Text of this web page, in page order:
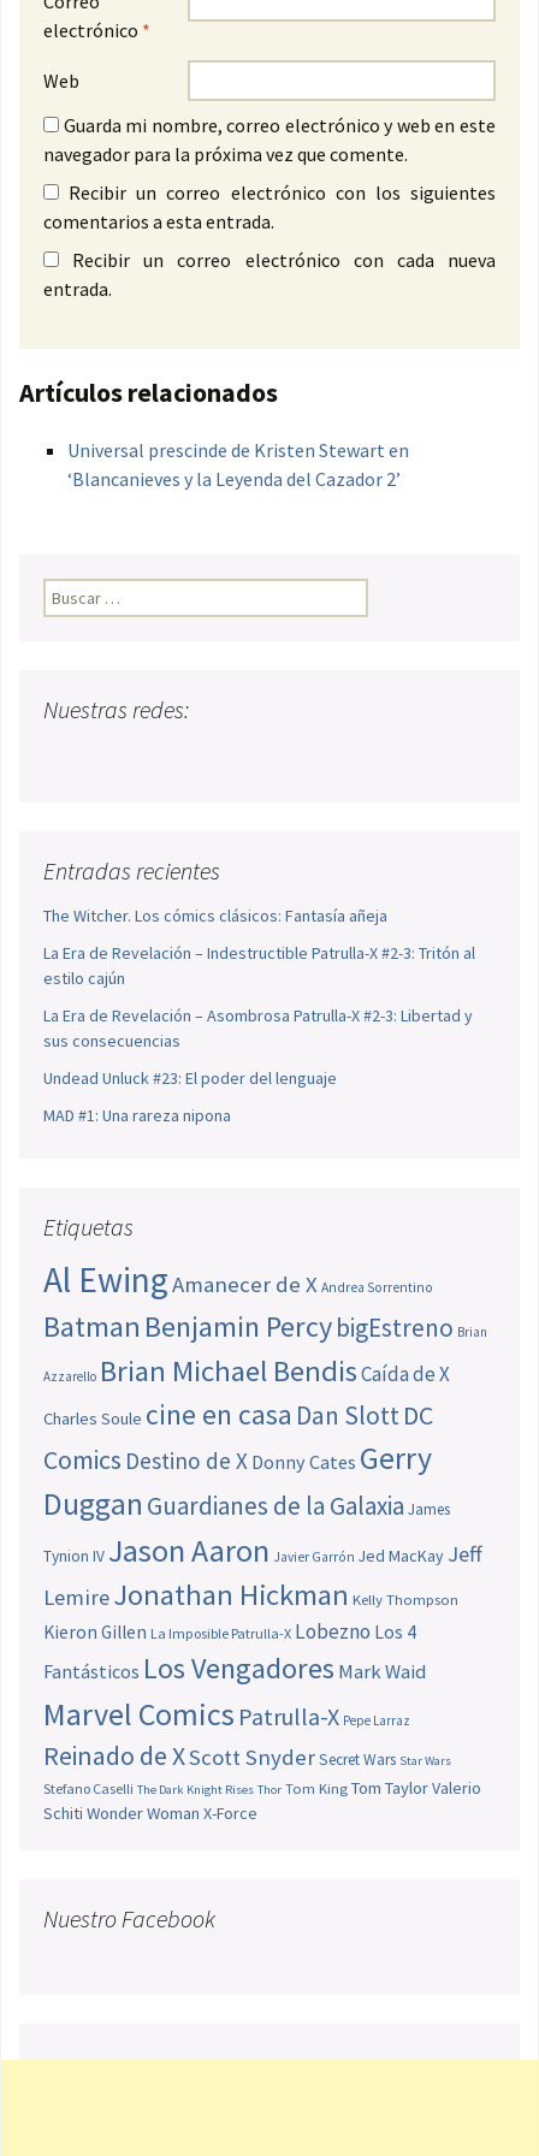
electrónico *
Web
Guarda mi nombre, correo electrónico y web en este
navegador para la próxima vez que comente.
Recibir un correo electrónico con los siguientes
comentarios a esta entrada.
Recibir un correo electrónico con cada nueva
entrada.
Artículos relacionados
Universal prescinde de Kristen Stewart en
‘Blancanieves y la Leyenda del Cazador 2’
Buscar:
Nuestras redes:
Entradas recientes
The Witcher. Los cómics clásicos: Fantasía añeja
La Era de Revelación – Indestructible Patrulla-X #2-3: Tritón al
estilo cajún
La Era de Revelación – Asombrosa Patrulla-X #2-3: Libertad y
sus consecuencias
Undead Unluck #23: El poder del lenguaje
MAD #1: Una rareza nipona
Etiquetas
Al EwingAmanecer de X Andrea Sorrentino
Batman Benjamin PercybigEstreno Brian
Azzarello Brian Michael BendisCaída de X
Charles Soule cine en casa Dan SlottDC
Comics Destino de X Donny Cates Gerry
Duggan Guardianes de la Galaxia James
Tynion IV Jason Aaron Javier Garrón Jed MacKay Jeff
LemireJonathan Hickman Kelly Thompson
Kieron Gillen La Imposible Patrulla-X Lobezno Los 4
Fantásticos Los Vengadores Mark Waid
Marvel Comics Patrulla-X Pepe Larraz
Reinado de XScott SnyderSecret Wars Star Wars
Stefano Caselli The Dark Knight Rises Thor Tom King Tom TaylorValerio
Schiti Wonder Woman X-Force
Nuestro Facebook